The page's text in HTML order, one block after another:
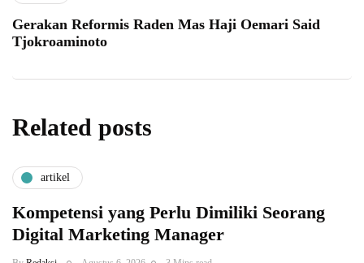
Gerakan Reformis Raden Mas Haji Oemari Said
Tjokroaminoto
Related posts
artikel
Kompetensi yang Perlu Dimiliki Seorang
Digital Marketing Manager